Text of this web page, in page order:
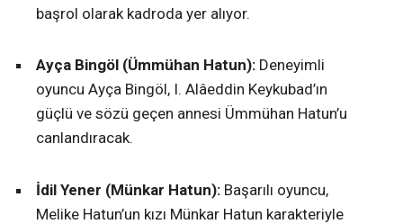
başrol olarak kadroda yer alıyor.
Ayça Bingöl (Ümmühan Hatun): Deneyimli
oyuncu Ayça Bingöl, I. Alâeddin Keykubad’ın
güçlü ve sözü geçen annesi Ümmühan Hatun’u
canlandıracak.
İdil Yener (Münkar Hatun): Başarılı oyuncu,
Melike Hatun’un kızı Münkar Hatun karakteriyle